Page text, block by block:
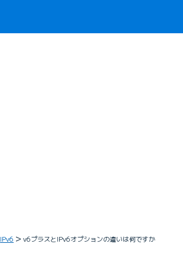
IPv6 v6プラスとIPv6オプションの違いは何ですか